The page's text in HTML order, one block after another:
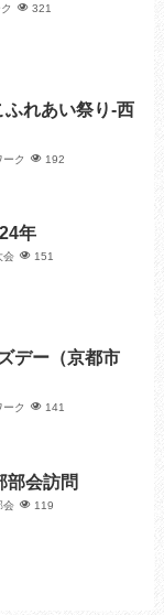
321
れあい祭り-西
ーク 192
年
会 151
デー（京都市
ーク 141
部会訪問
会 119